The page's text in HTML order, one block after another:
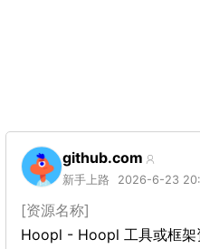
github.com
新手上路 2026-6-23
[资源名称]
Hoopl - Hoopl 工具或框架